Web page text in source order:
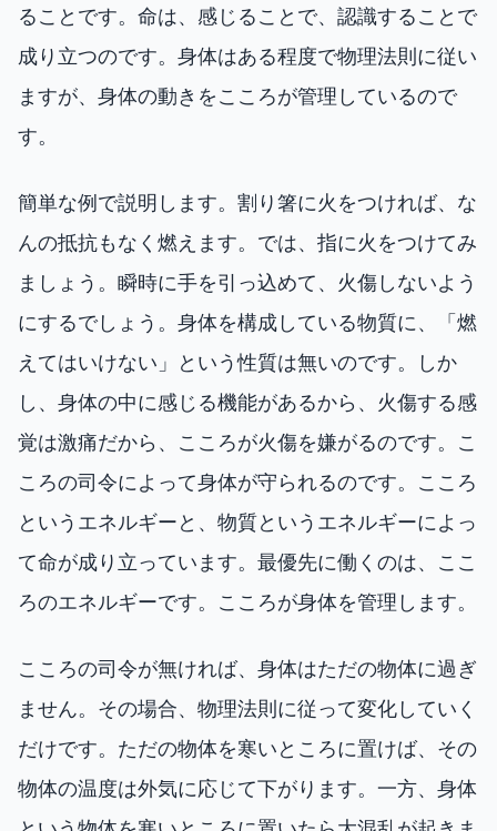
ることです。命は、感じることで、認識することで
成り立つのです。身体はある程度で物理法則に従い
ますが、身体の動きをこころが管理しているので
す。
簡単な例で説明します。割り箸に火をつければ、な
んの抵抗もなく燃えます。では、指に火をつけてみ
ましょう。瞬時に手を引っ込めて、火傷しないよう
にするでしょう。身体を構成している物質に、「燃
えてはいけない」という性質は無いのです。しか
し、身体の中に感じる機能があるから、火傷する感
覚は激痛だから、こころが火傷を嫌がるのです。こ
ころの司令によって身体が守られるのです。こころ
というエネルギーと、物質というエネルギーによっ
て命が成り立っています。最優先に働くのは、ここ
ろのエネルギーです。こころが身体を管理します。
こころの司令が無ければ、身体はただの物体に過ぎ
ません。その場合、物理法則に従って変化していく
だけです。ただの物体を寒いところに置けば、その
物体の温度は外気に応じて下がります。一方、身体